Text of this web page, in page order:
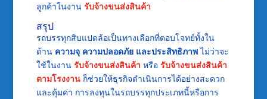
ลูกค้าในงาน รับจ้างขนส่งสินค้า
สรุป
รถบรรทุกสิบแปดล้อเป็นทางเลือกที่ตอบโจทย์ทั้งใน
ด้าน ความจุ ความปลอดภัย และประสิทธิภาพไม่ว่าจะ
ใช้ในงาน รับจ้างขนส่งสินค้า หรือ รับจ้างขนส่งสินค้า
ตามโรงงานก็ช่วยให้ธุรกิจดำเนินการได้อย่างสะดวก
และคุ้มค่า การลงทุนในรถบรรทุกประเภทนี้หรือการ